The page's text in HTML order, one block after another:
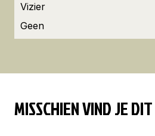
Vizier
Geen
MISSCHIEN VIND JE